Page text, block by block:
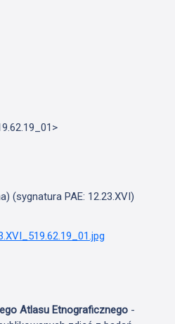
(sygnatura PAE: 12.23.XVI)
Atlasu Etnograficznego -